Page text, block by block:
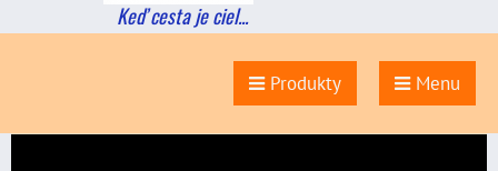
Keď cesta je ciel...
Produkty Menu